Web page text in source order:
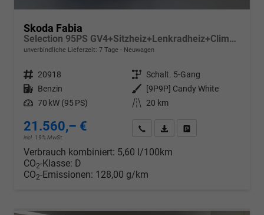
Skoda Fabia
Selection 95PS GV4+Sitzheiz+Lenkradheiz+Climatronic+Sunset+AppConnect+PDC
unverbindliche Lieferzeit: 7 Tage Neuwagen
Fahrzeugnr. 20918 Getriebe Schalt. 5-Gang
Kraftstoff Benzin Außenfarbe
[9P9P] Candy White
Leistung 70 kW (95 PS) Kilometerstand 20 km
21.560,– €
incl. 19% MwSt.
Wir rufen Sie anPDF-Datei, Fahrzeugexposé
Verbrauch kombiniert: 5,60 l/100km
CO2-Klasse: D
CO2-Emissionen: 128,00 g/km